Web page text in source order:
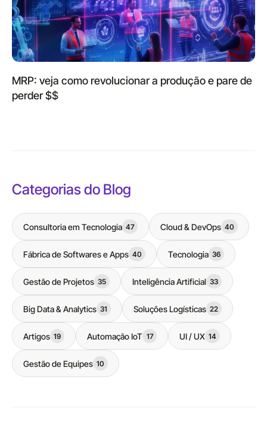
MRP: veja como revolucionar a produção e pare de
perder $$
Categorias do Blog
Consultoria em Tecnologia 47 Cloud & DevOps 40
Fábrica de Softwares e Apps 40 Tecnologia 36
Gestão de Projetos 35 Inteligência Artificial 33
Big Data & Analytics 31 Soluções Logísticas 22
Artigos 19 Automação IoT 17 UI / UX 14
Gestão de Equipes 10